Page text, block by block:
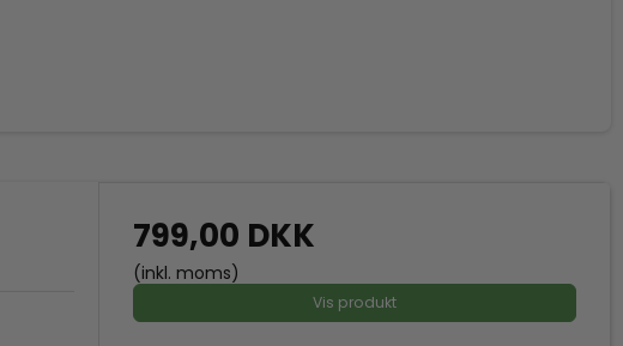
799,00 DKK
(inkl. moms)
Vis produkt